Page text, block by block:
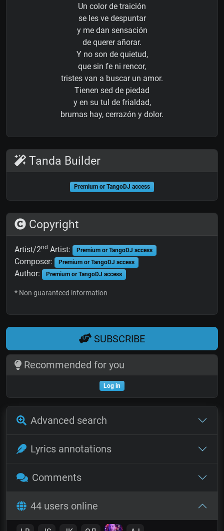
Un color de traición
se les ve despuntar
y me dan sensación
de querer añorar.
Y no son de quietud,
que sin fe ni rencor,
tristes van a buscar un amor.
Tienen sed de piedad
y en su tul de frialdad,
brumas hay, cerrazón y dolor.
Tanda Builder
Premium or TangoDJ access
Copyright
Artist/2nd Artist: Premium or TangoDJ access
Composer: Premium or TangoDJ access
Author: Premium or TangoDJ access
* Non guaranteed information
SUBSCRIBE
Recommended for you
Log in
Advanced search
Lyrics annotations
Comments
44 users online